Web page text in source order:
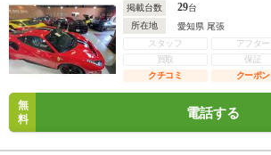
掲載台数 29台
所在地
愛知県 尾張
スタッフ
アフター
買取
保証
クチコミ
クーポン
無
料
電話する